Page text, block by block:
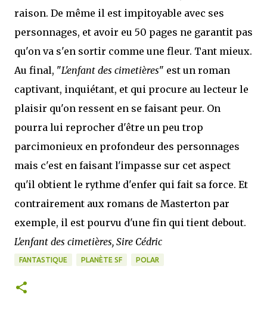
raison. De même il est impitoyable avec ses
personnages, et avoir eu 50 pages ne garantit pas
qu'on va s'en sortir comme une fleur. Tant mieux.
Au final, "L'enfant des cimetières" est un roman
captivant, inquiétant, et qui procure au lecteur le
plaisir qu'on ressent en se faisant peur. On
pourra lui reprocher d'être un peu trop
parcimonieux en profondeur des personnages
mais c'est en faisant l'impasse sur cet aspect
qu'il obtient le rythme d'enfer qui fait sa force. Et
contrairement aux romans de Masterton par
exemple, il est pourvu d'une fin qui tient debout.
L'enfant des cimetières, Sire Cédric
FANTASTIQUE PLANÈTE SF POLAR